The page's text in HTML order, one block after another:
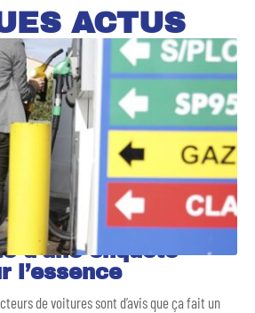
ACTUS
d’une enquête
l’essence
de voitures sont d’avis que ça fait un